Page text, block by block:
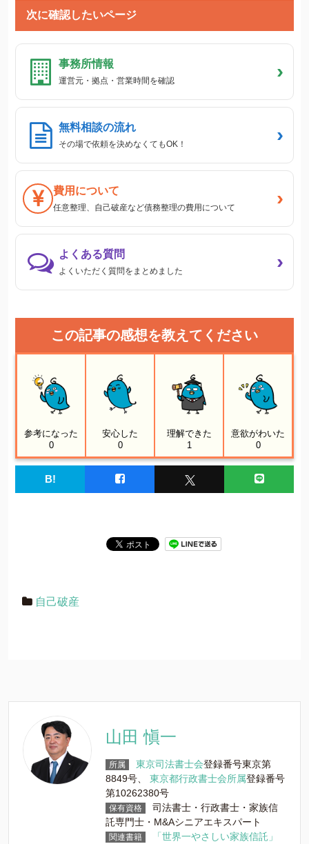
次に確認したいページ
事務所情報
運営元・拠点・営業時間を確認 ›
無料相談の流れ
その場で依頼を決めなくてもOK！ ›
費用について
任意整理、自己破産など債務整理の費用について ›
よくある質問
よくいただく質問をまとめました ›
この記事の感想を教えてください
参考になった
0
安心した
0
理解できた
1
意欲がわいた
0
B!
自己破産
山田 愼一
所属 東京司法書士会登録番号東京第
8849号、 東京都行政書士会所属登録番号
第10262380号
保有資格
司法書士・行政書士・家族信
託専門士・M&Aシニアエキスパート
関連書籍
「世界一やさしい家族信託」